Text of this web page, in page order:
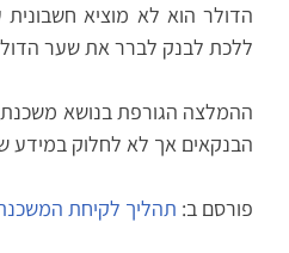
הדולר הוא לא מוציא חשבונית
ללכת לבנק לברר את שער
ההמלצה הגורפת בנושא
הבנקאים אך לא לחלוק
פורסם ב: תהליך לקיחת